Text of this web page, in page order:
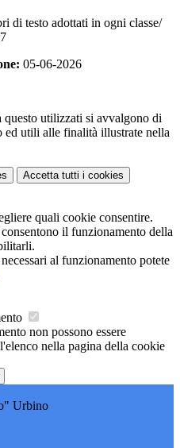
di testo adottati in ogni classe/
05-06-2026
utilizzati si avvalgono di
ed utili alle finalità illustrate nella
Accetta tutti i cookies
quali cookie consentire.
il funzionamento della
al funzionamento potete
non possono essere
nella pagina della cookie
Urbino